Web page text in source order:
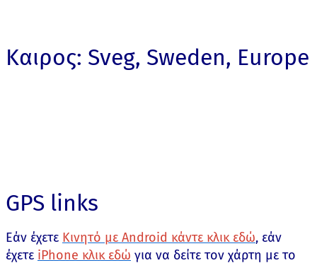
Καιρος: Sveg, Sweden, Europe
GPS links
Εάν έχετε Κινητό με Android κάντε κλικ εδώ, εάν
έχετε iPhone κλικ εδώ για να δείτε τον χάρτη με το